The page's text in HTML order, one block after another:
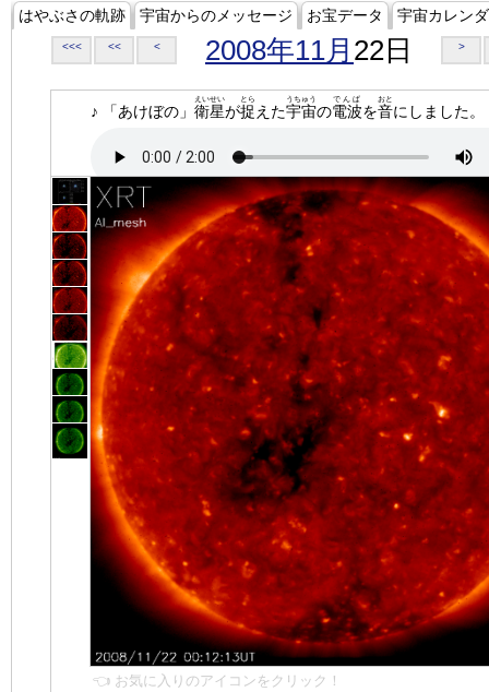
はやぶさの軌跡 宇宙からのメッセージ お宝データ 宇宙カレン
<<< << < 2008年11月 22日 >
♪ 「あけぼの」 衛星
えいせい
が捉
とら
えた宇宙
うちゅう
の電波
でんぱ
を音
おと
にしました。
👈 お気に入りのアイコンをクリック！